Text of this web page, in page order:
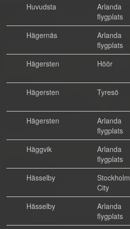
Huvudsta
Arlanda
flygplats
Hägernäs
Arlanda
flygplats
Hägersten
Höör
Hägersten
Tyresö
Hägersten
Arlanda
flygplats
Häggvik
Arlanda
flygplats
Hässelby
Stockholm
City
Hässelby
Arlanda
flygplats